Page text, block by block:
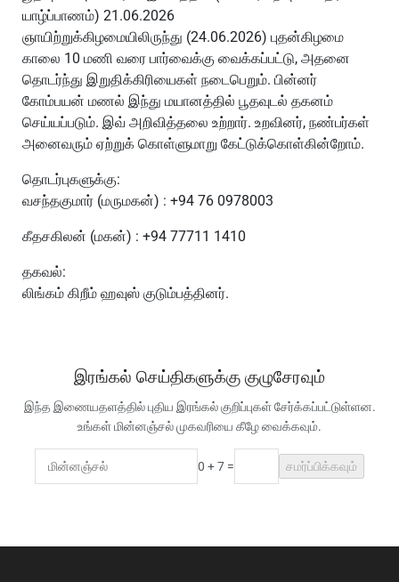
யாழ்ப்பாணம்) 21.06.2026
ஞாயிற்றுக்கிழமையிலிருந்து (24.06.2026) புதன்கிழமை
காலை 10 மணி வரை பார்வைக்கு வைக்கப்பட்டு, அதனை
தொடர்ந்து இறுதிக்கிரியைகள் நடைபெறும். பின்னர்
கோம்பயன் மணல் இந்து மயானத்தில் பூதவுடல் தகனம்
செய்யப்படும். இவ் அறிவித்தலை உற்றார். உறவினர், நண்பர்கள்
அனைவரும் ஏற்றுக் கொள்ளுமாறு கேட்டுக்கொள்கின்றோம்.
தொடர்புகளுக்கு:
வசந்தகுமார் (மருமகன்) : +94 76 0978003
கீதசகிலன் (மகன்) : +94 77711 1410
தகவல்:
லிங்கம் கிறீம் ஹவுஸ் குடும்பத்தினர்.
இரங்கல் செய்திகளுக்கு குழுசேரவும்
இந்த இணையதளத்தில் புதிய இரங்கல் குறிப்புகள் சேர்க்கப்பட்டுள்ளன.
உங்கள் மின்னஞ்சல் முகவரியை கீழே வைக்கவும்.
0 + 7 = சமர்ப்பிக்கவும்